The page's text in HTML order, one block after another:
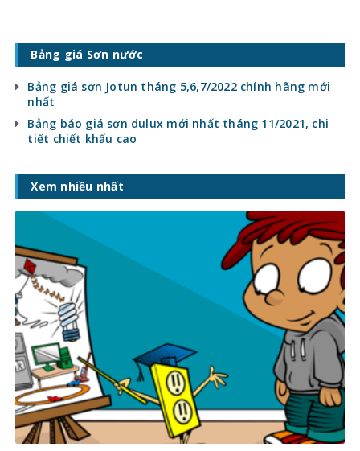
Bảng giá Sơn nước
Bảng giá sơn Jotun tháng 5,6,7/2022 chính hãng mới
nhất
Bảng báo giá sơn dulux mới nhất tháng 11/2021, chi
tiết chiết khấu cao
Xem nhiều nhất